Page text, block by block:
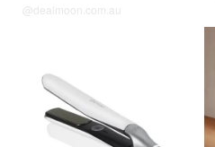
@dealmoon.com.au